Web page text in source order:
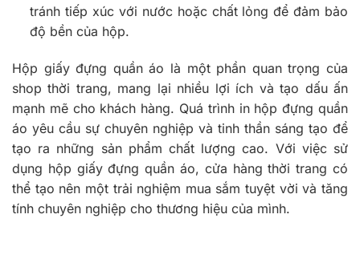
tránh tiếp xúc với nước hoặc chất lỏng để đảm bảo
độ bền của hộp.
Hộp giấy đựng quần áo là một phần quan trọng của
shop thời trang, mang lại nhiều lợi ích và tạo dấu ấn
mạnh mẽ cho khách hàng. Quá trình in hộp đựng quần
áo yêu cầu sự chuyên nghiệp và tinh thần sáng tạo để
tạo ra những sản phẩm chất lượng cao. Với việc sử
dụng hộp giấy đựng quần áo, cửa hàng thời trang có
thể tạo nên một trải nghiệm mua sắm tuyệt vời và tăng
tính chuyên nghiệp cho thương hiệu của mình.